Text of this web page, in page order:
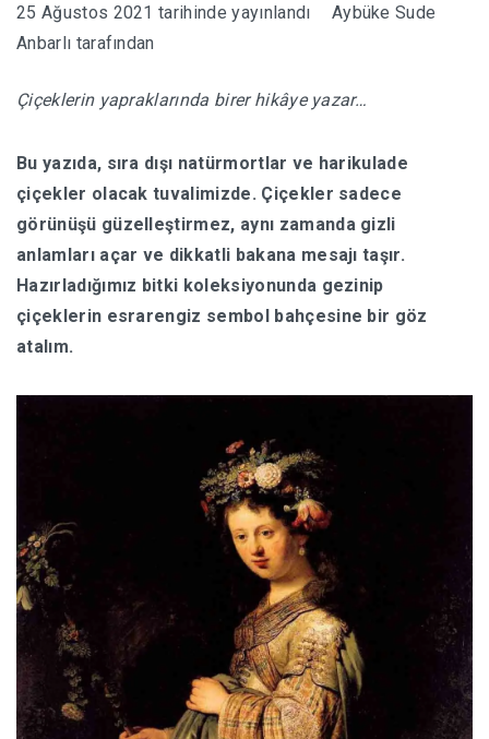
HABERLER
25 Ağustos 2021 tarihinde yayınlandı
Aybüke Sude
Anbarlı tarafından
Çiçeklerin yapraklarında birer hikâye yazar…
Bu yazıda, sıra dışı natürmortlar ve harikulade
çiçekler olacak tuvalimizde. Çiçekler sadece
görünüşü güzelleştirmez, aynı zamanda gizli
anlamları açar ve dikkatli bakana mesajı taşır.
Hazırladığımız bitki koleksiyonunda gezinip
çiçeklerin esrarengiz sembol bahçesine bir göz
atalım.